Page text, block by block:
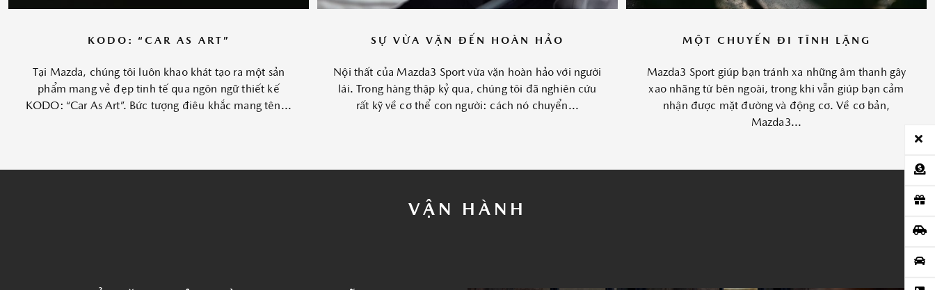
KODO: “CAR AS ART”
Tại Mazda, chúng tôi luôn khao khát tạo ra một sản
phẩm mang vẻ đẹp tinh tế qua ngôn ngữ thiết kế
KODO: “Car As Art”. Bức tượng điêu khắc mang tên...
SỰ VỪA VẶN ĐẾN HOÀN HẢO
Nội thất của Mazda3 Sport vừa vặn hoàn hảo với người
lái. Trong hàng thập kỷ qua, chúng tôi đã nghiên cứu
rất kỹ về cơ thể con người: cách nó chuyển...
MỘT CHUYẾN ĐI TĨNH LẶNG
Mazda3 Sport giúp bạn tránh xa những âm thanh gây
xao nhãng từ bên ngoài, trong khi vẫn giúp bạn cảm
nhận được mặt đường và động cơ. Về cơ bản,
Mazda3...
VẬN HÀNH